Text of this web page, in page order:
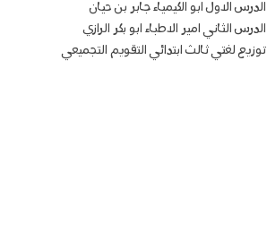
الدرس الاول ابو الكيمياء جابر بن حيان
الدرس الثاني امير الاطباء ابو بكر الرازي
توزيع لغتي ثالث ابتدائي التقويم التجميعي